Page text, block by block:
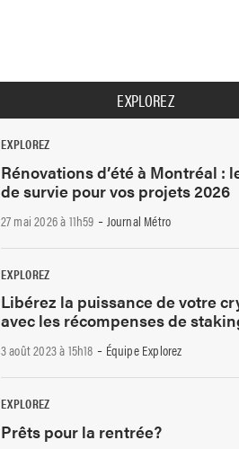
EXPLOREZ
EXPLOREZ
Rénovations d’été à Montréal :
de survie pour vos projets 2026
27 mai 2026 à 11h59 - Journal Métro
EXPLOREZ
Libérez la puissance de votre
avec les récompenses de
3 août 2023 à 15h18 - Équipe Explorez
EXPLOREZ
Prêts pour la rentrée?